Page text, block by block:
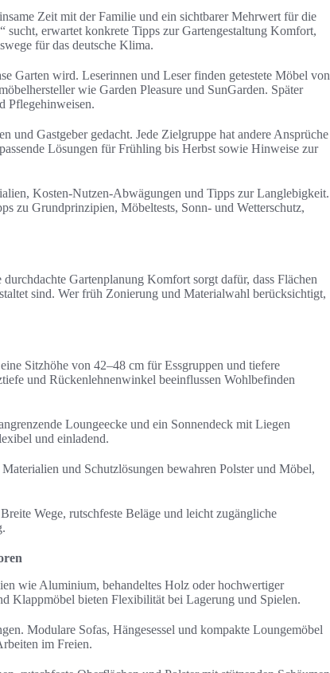
Zeit mit der Familie und ein sichtbarer Mehrwert für die
erwartet konkrete Tipps zur Gartengestaltung Komfort,
für das deutsche Klima.
Garten wird. Leserinnen und Leser finden getestete Möbel von
wie Garden Pleasure und SunGarden. Später
Pflegehinweisen.
Gastgeber gedacht. Jede Zielgruppe hat andere Ansprüche
Lösungen für Frühling bis Herbst sowie Hinweise zur
Kosten-Nutzen-Abwägungen und Tipps zur Langlebigkeit.
zu Grundprinzipien, Möbeltests, Sonn- und Wetterschutz,
Gartenplanung Komfort sorgt dafür, dass Flächen
sind. Wer früh Zonierung und Materialwahl berücksichtigt,
Sitzhöhe von 42–48 cm für Essgruppen und tiefere
und Rückenlehnenwinkel beeinflussen Wohlbefinden
Loungeecke und ein Sonnendeck mit Liegen
und einladend.
und Schutzlösungen bewahren Polster und Möbel,
Wege, rutschfeste Beläge und leicht zugängliche
wie Aluminium, behandeltes Holz oder hochwertiger
Klappmöbel bieten Flexibilität bei Lagerung und Spielen.
Modulare Sofas, Hängesessel und kompakte Loungemöbel
im Freien.